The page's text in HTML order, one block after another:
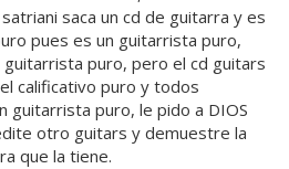
satriani saca un cd de guitarra y es
pues es un guitarrista puro,
guitarrista puro, pero el cd guitars
calificativo puro y todos
guitarrista puro, le pido a DIOS
otro guitars y demuestre la
que la tiene.